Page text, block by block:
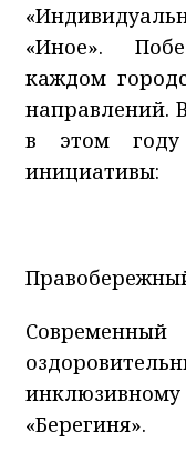
«Иное».
каждом
направлений.
в этом году
инициативы:
«Берегиня».